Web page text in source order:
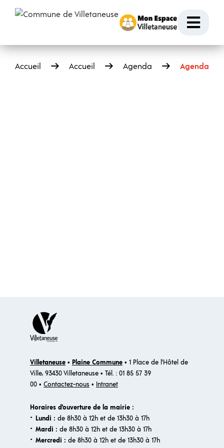
Accueil Accueil Agenda Agenda
Villetaneuse • Plaine Commune • 1 Place de l'Hôtel de
Ville, 93430 Villetaneuse • Tél. : 01 85 57 39
00 • Contactez-nous • Intranet
Horaires d'ouverture de la mairie :
· Lundi : de 8h30 à 12h et de 13h30 à 17h
· Mardi : de 8h30 à 12h et de 13h30 à 17h
· Mercredi : de 8h30 à 12h et de 13h30 à 17h